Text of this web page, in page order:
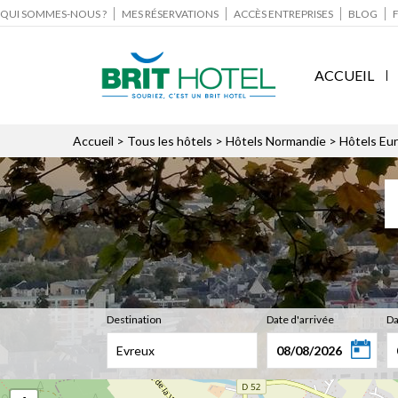
QUI SOMMES-NOUS ? MES RÉSERVATIONS ACCÈS ENTREPRISES BLOG
ACCUEIL
Accueil > Tous les hôtels > Hôtels Normandie > Hôtels
Destination Date d'arrivée